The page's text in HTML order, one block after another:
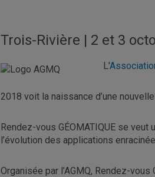
Trois-Rivière | 2 et 3
L'
2018 voit la naissance d’une
Rendez-vous GÉOMATIQUE se
l’évolution des applications
Organisée par l’AGMQ, Rendez-